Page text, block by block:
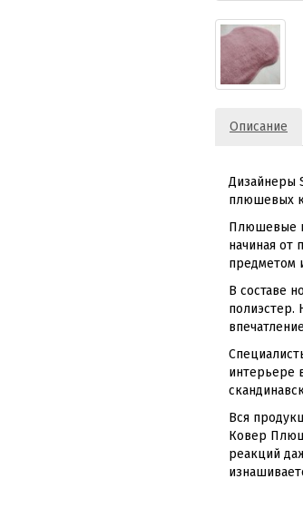
Описание
Дизайнеры
плюшевых
Плюшевые и
начиная от
предметом
В составе
полиэстер.
интерьере
Вся
Ковер
реакций